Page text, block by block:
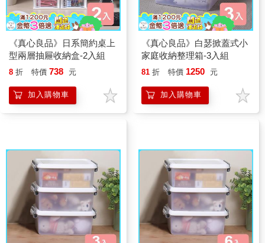
《真心良品》日系簡約桌上
型兩層抽屜收納盒-2入組
8 折 特價 738 元
加入購物車
《真心良品》白瑟掀蓋式小
家庭收納整理箱-3入組
81 折 特價 1250 元
加入購物車